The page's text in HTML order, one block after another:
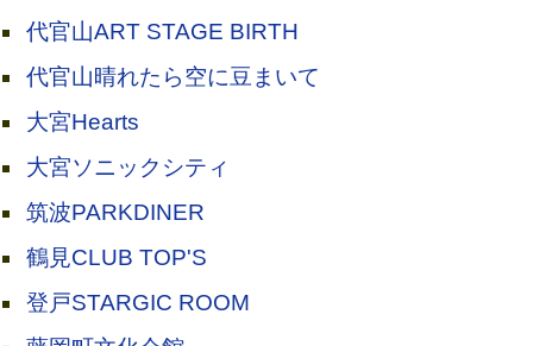
代官山ART STAGE BIRTH
代官山晴れたら空に豆まいて
大宮Hearts
大宮ソニックシティ
筑波PARKDINER
鶴見CLUB TOP'S
登戸STARGIC ROOM